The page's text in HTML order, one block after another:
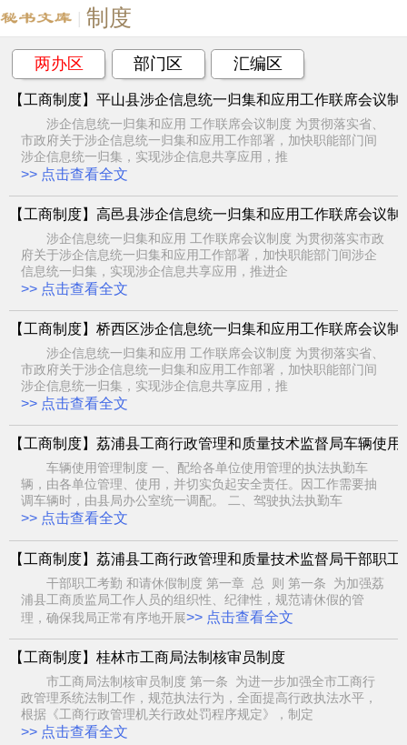
制度
两办区 部门区 汇编区
【工商制度】平山县涉企信息统一归集和应用工作联席会议制
涉企信息统一归集和应用 工作联席会议制度 为贯彻落实省、
市政府关于涉企信息统一归集和应用工作部署，加快职能部门间
涉企信息统一归集，实现涉企信息共享应用，推
>> 点击查看全文
【工商制度】高邑县涉企信息统一归集和应用工作联席会议制
涉企信息统一归集和应用 工作联席会议制度 为贯彻落实市政
府关于涉企信息统一归集和应用工作部署，加快职能部门间涉企
信息统一归集，实现涉企信息共享应用，推进企
>> 点击查看全文
【工商制度】桥西区涉企信息统一归集和应用工作联席会议制
涉企信息统一归集和应用 工作联席会议制度 为贯彻落实省、
市政府关于涉企信息统一归集和应用工作部署，加快职能部门间
涉企信息统一归集，实现涉企信息共享应用，推
>> 点击查看全文
【工商制度】荔浦县工商行政管理和质量技术监督局车辆使用
车辆使用管理制度 一、配给各单位使用管理的执法执勤车
辆，由各单位管理、使用，并切实负起安全责任。因工作需要抽
调车辆时，由县局办公室统一调配。 二、驾驶执法执勤车
>> 点击查看全文
【工商制度】荔浦县工商行政管理和质量技术监督局干部职
干部职工考勤 和请休假制度 第一章 总 则 第一条 为加强荔
浦县工商质监局工作人员的组织性、纪律性，规范请休假的管
理，确保我局正常有序地开展>> 点击查看全文
【工商制度】桂林市工商局法制核审员制度
市工商局法制核审员制度 第一条 为进一步加强全市工商行
政管理系统法制工作，规范执法行为，全面提高行政执法水平，
根据《工商行政管理机关行政处罚程序规定》，制定
>> 点击查看全文